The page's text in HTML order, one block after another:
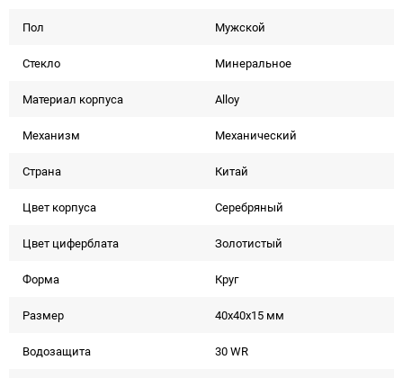
Пол Мужской
Стекло Минеральное
Материал корпуса Alloy
Механизм Механический
Страна Китай
Цвет корпуса Серебряный
Цвет циферблата Золотистый
Форма Круг
Размер 40x40x15 мм
Водозащита 30 WR